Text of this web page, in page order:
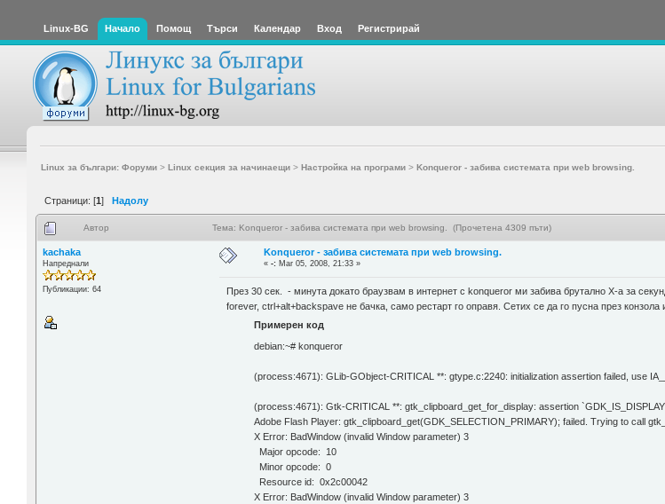
Linux-BG Начало Помощ Търси Календар Вход Регистрирай
Linux за българи: Форуми> Linux секция за начинаещи> Настройка на програми> Konqueror - забива системата при web browsing.
Страници: [1] Надолу
Автор Тема: Konqueror - забива системата при web browsing. (Прочетена 4309 пъти)
kachaka
Напреднали
Публикации: 64
Konqueror - забива системата при web browsing.
«-: Mar 05, 2008, 21:33 »
През 30 сек. - минута докато браузвам в интернет с konqueror ми забива брутално X-a за
forever, ctrl+alt+backspave не бачка, само рестарт го оправя. Сетих се да го пусна през
Примерен код
debian:~# konqueror
(process:4671): GLib-GObject-CRITICAL **: gtype.c:2240: initialization assertion failed, use
(process:4671): Gtk-CRITICAL **: gtk_clipboard_get_for_display: assertion
Adobe Flash Player: gtk_clipboard_get(GDK_SELECTION_PRIMARY); failed. Trying to call
X Error: BadWindow (invalid Window parameter) 3
Major opcode: 10
Minor opcode: 0
Resource id: 0x2c00042
X Error: BadWindow (invalid Window parameter) 3